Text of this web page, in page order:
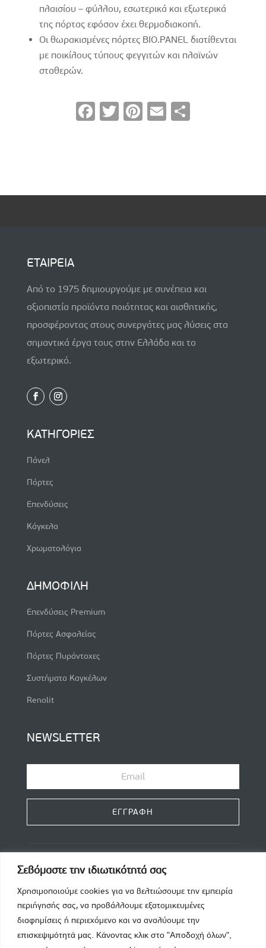
Σεβόμαστε την ιδιωτικότητά σας
Χρησιμοποιούμε cookies για να βελτιώσουμε την εμπειρία
περιήγησής σας, να προβάλλουμε εξατομικευμένες
διαφημίσεις ή περιεχόμενο και να αναλύουμε την
επισκεψιμότητά μας. Κάνοντας κλικ στο "Αποδοχή όλων",
πλαισίου – φύλλου, εσωτερικά και εξωτερικά
της πόρτας εφόσον έχει θερμοδιακοπή.
Οι θωρακισμένες πόρτες BIO.PANEL διατίθενται
με ποικίλους τύπους φεγγιτών και πλαϊνών
σταθερών.
F
T
Pi E
ΕΤΑΙΡΕΙΑ
Από το 1975 δημιουργούμε με συνέπεια και
αξιοπιστία προϊόντα ποιότητας και αισθητικής,
προσφέροντας στους συνεργάτες μας λύσεις στα
σημαντικά έργα τους στην Ελλάδα και το
εξωτερικό.
ΚΑΤΗΓΟΡΙΕΣ
Πάνελ
Πόρτες
Επενδύσεις
Κάγκελα
Χρωματολόγια
ΔΗΜΟΦΙΛΗ
Επενδύσεις Premium
Πόρτες Ασφαλείας
Πόρτες Πυράντοχες
Συστήματα Καγκέλων
Renolit
NEWSLETTER
ΕΓΓΡΑΦΗ
 Τηλέφωνο
+30 210 2468 460